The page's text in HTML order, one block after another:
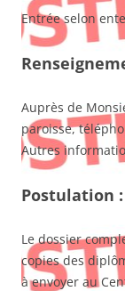
Entrée selon
Auprès de
paroisse,
Autres
Postulation :
Le dossier
copies des
à envoyer au